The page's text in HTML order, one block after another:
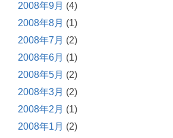
2008年9月 (4)
2008年8月 (1)
2008年7月 (2)
2008年6月 (1)
2008年5月 (2)
2008年3月 (2)
2008年2月 (1)
2008年1月 (2)